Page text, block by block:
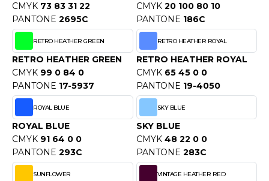
GEN
MORNING STUDIOS
SEGURIDAD
DUICK
CMYK 73 83 31 22
PANTONE 2695C
CMYK 20 100 80 10
PANTONE 186C
RETRO HEATHER GREEN
RETRO HEATHER GREEN
CMYK 99 0 84 0
PANTONE 17-5937
RETRO HEATHER ROYAL
RETRO HEATHER ROYAL
CMYK 65 45 0 0
PANTONE 19-4050
ROYAL BLUE
ROYAL BLUE
CMYK 91 64 0 0
PANTONE 293C
SKY BLUE
SKY BLUE
CMYK 48 22 0 0
PANTONE 283C
SUNFLOWER VINTAGE HEATHER RED